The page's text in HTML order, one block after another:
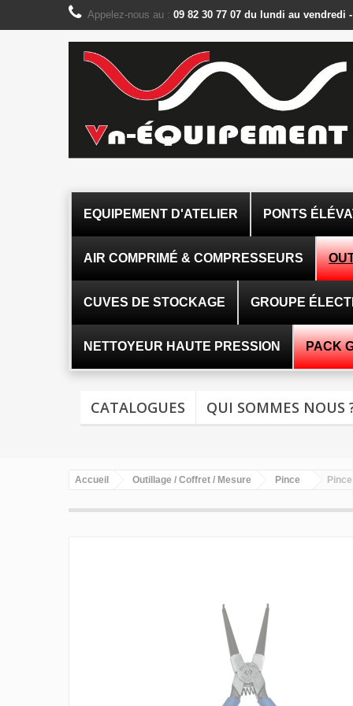
Panneau de gestion des cookies
Appelez-nous au : 09 82 30 77 07 du lundi au vendredi -
EQUIPEMENT D'ATELIER PONTS
AIR COMPRIMÉ & COMPRESSEURS
CUVES DE STOCKAGE GROUPE
NETTOYEUR HAUTE PRESSION PACK
CATALOGUES QUI SOMMES NOUS
Accueil Outillage / Coffret / Mesure Pince